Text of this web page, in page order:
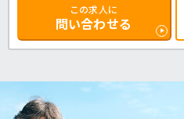
この求人に
問い合わせる